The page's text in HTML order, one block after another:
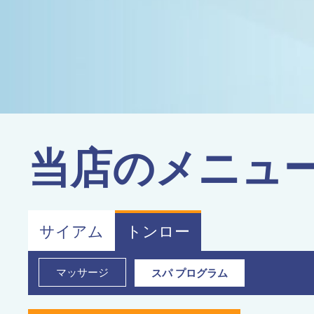
当店のメニュ
サイアム トンロー
マッサージ スパ プログラム